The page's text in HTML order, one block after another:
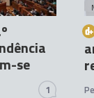
se
1